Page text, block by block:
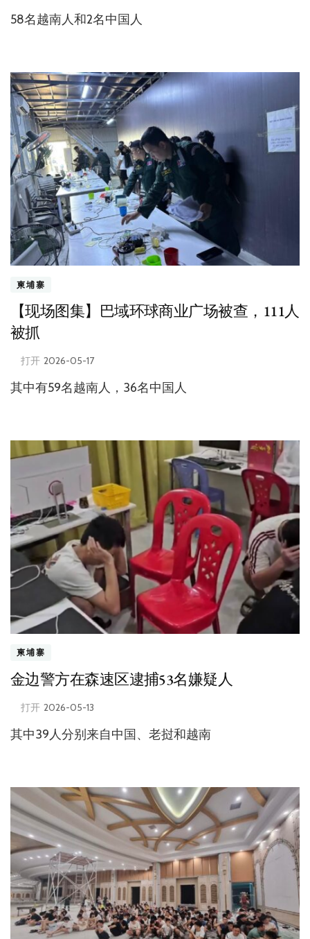
58名越南人和2名中国人
柬埔寨
【现场图集】巴域环球商业广场被查，111人
被抓
打开 2026-05-17
其中有59名越南人，36名中国人
柬埔寨
金边警方在森速区逮捕53名嫌疑人
打开 2026-05-13
其中39人分别来自中国、老挝和越南